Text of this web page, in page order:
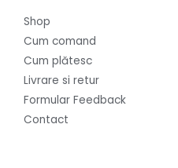
Shop
Cum comand
Cum plătesc
Livrare si retur
Formular Feedback
Contact